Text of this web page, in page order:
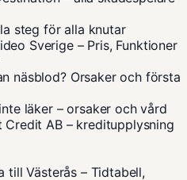
steg för alla knutar
Sverige – Pris, Funktioner
näsblod? Orsaker och första
läker – orsaker och vård
Credit AB – kreditupplysning
till Västerås – Tidtabell,